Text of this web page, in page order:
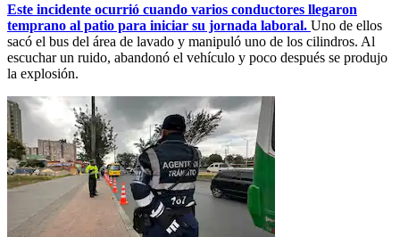
Este incidente ocurrió cuando varios conductores llegaron
temprano al patio para iniciar su jornada laboral. Uno de ellos
sacó el bus del área de lavado y manipuló uno de los cilindros. Al
escuchar un ruido, abandonó el vehículo y poco después se produjo
la explosión.